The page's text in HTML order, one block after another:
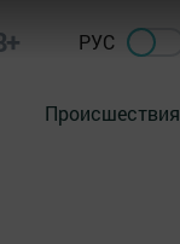
РУС
Происшествия